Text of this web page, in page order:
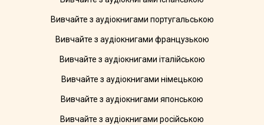
Вивчайте з аудіокнигами португальською
Вивчайте з аудіокнигами французькою
Вивчайте з аудіокнигами італійською
Вивчайте з аудіокнигами німецькою
Вивчайте з аудіокнигами японською
Вивчайте з аудіокнигами російською